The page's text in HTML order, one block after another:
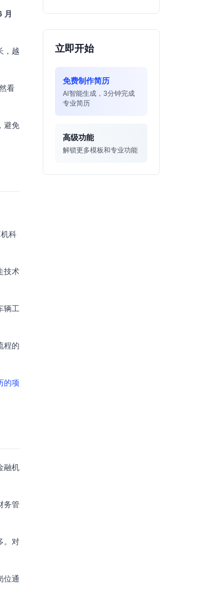
月
，越
看
避免
科
技术
辆工
程的
的项
融机
务管
。对
位通
断是否值得投入。
立即开始
免费制作简历
AI智能生成，3分钟完成
专业简历
高级功能
解锁更多模板和专业功能